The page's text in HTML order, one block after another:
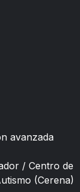
avanzada
/ Centro de
(Cerena)